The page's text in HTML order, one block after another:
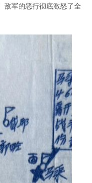
敌军的恶行彻底激怒了全